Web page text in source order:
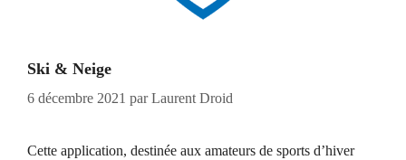
Ski & Neige
6 décembre 2021 parLaurent Droid
Cette application, destinée aux amateurs de sports d’hiver